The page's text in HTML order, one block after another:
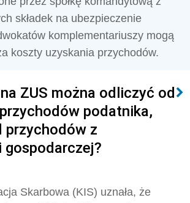
składek na ubezpieczenie
komplementariuszy mogą
koszty uzyskania przychodów.
ZUS można odliczyć od
podatnika,
przychodów z
gospodarczej?
Skarbowa (KIS) uznała, że